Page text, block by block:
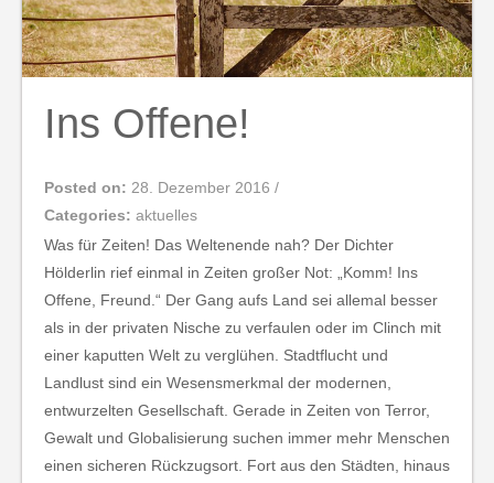
Ins Offene!
Posted on: 28. Dezember 2016 /
Categories: aktuelles
Was für Zeiten! Das Weltenende nah? Der Dichter
Hölderlin rief einmal in Zeiten großer Not: „Komm! Ins
Offene, Freund.“ Der Gang aufs Land sei allemal besser
als in der privaten Nische zu verfaulen oder im Clinch mit
einer kaputten Welt zu verglühen. Stadtflucht und
Landlust sind ein Wesensmerkmal der modernen,
entwurzelten Gesellschaft. Gerade in Zeiten von Terror,
Gewalt und Globalisierung suchen immer mehr Menschen
einen sicheren Rückzugsort. Fort aus den Städten, hinaus